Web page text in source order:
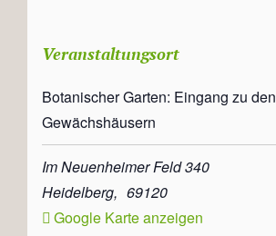
Veranstaltungsort
Botanischer Garten: Eingang zu den
Gewächshäusern
Im Neuenheimer Feld 340
Heidelberg, 69120
Google Karte anzeigen